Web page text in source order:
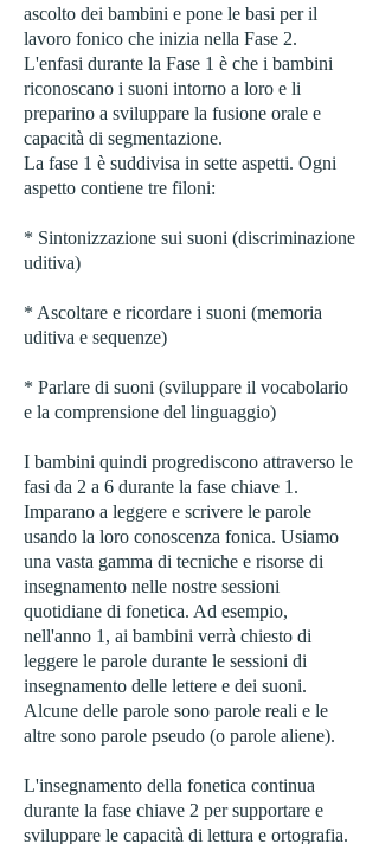
ascolto dei bambini e pone le basi per il
lavoro fonico che inizia nella Fase 2.
L'enfasi durante la Fase 1 è che i bambini
riconoscano i suoni intorno a loro e li
preparino a sviluppare la fusione orale e
capacità di segmentazione.
La fase 1 è suddivisa in sette aspetti. Ogni
aspetto contiene tre filoni:
* Sintonizzazione sui suoni (discriminazione
uditiva)
* Ascoltare e ricordare i suoni (memoria
uditiva e sequenze)
* Parlare di suoni (sviluppare il vocabolario
e la comprensione del linguaggio)
I bambini quindi progrediscono attraverso le
fasi da 2 a 6 durante la fase chiave 1.
Imparano a leggere e scrivere le parole
usando la loro conoscenza fonica. Usiamo
una vasta gamma di tecniche e risorse di
insegnamento nelle nostre sessioni
quotidiane di fonetica. Ad esempio,
nell'anno 1, ai bambini verrà chiesto di
leggere le parole durante le sessioni di
insegnamento delle lettere e dei suoni.
Alcune delle parole sono parole reali e le
altre sono parole pseudo (o parole aliene).
L'insegnamento della fonetica continua
durante la fase chiave 2 per supportare e
sviluppare le capacità di lettura e ortografia.